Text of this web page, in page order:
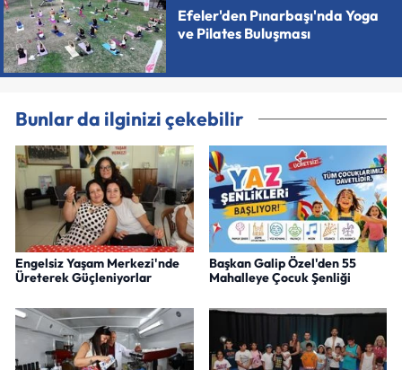
Efeler'den Pınarbaşı'nda Yoga
ve Pilates Buluşması
Bunlar da ilginizi çekebilir
Engelsiz Yaşam Merkezi'nde
Üreterek Güçleniyorlar
Başkan Galip Özel'den 55
Mahalleye Çocuk Şenliği